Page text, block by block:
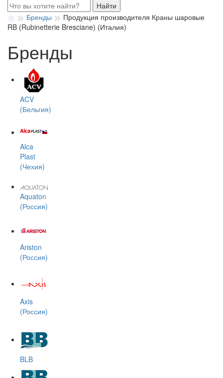
Найти
Бренды
Продукция производителя Краны шаровые
RB (Rubinetterie Bresciane) (Италия)
Бренды
ACV
(Бельгия)
Alca
Plast
(Чехия)
Aquaton
(Россия)
Ariston
(Россия)
Axis
(Россия)
BLB